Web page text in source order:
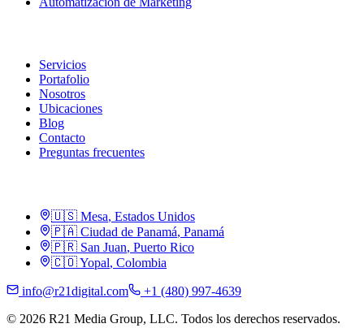
Servicios
Portafolio
Nosotros
Ubicaciones
Blog
Contacto
Preguntas frecuentes
🇺🇸 Mesa, Estados Unidos
🇵🇦 Ciudad de Panamá, Panamá
🇵🇷 San Juan, Puerto Rico
🇨🇴Yopal, Colombia
info@r21digital.com
+1 (480) 997-4639
© 2026 R21 Media Group, LLC. Todos los derechos reservados.